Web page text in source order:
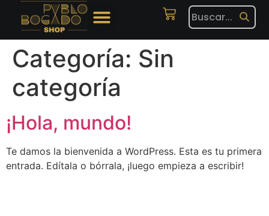
Categoría: Sin
categoría
¡Hola, mundo!
Te damos la bienvenida a WordPress. Esta es tu primera
entrada. Edítala o bórrala, ¡luego empieza a escribir!